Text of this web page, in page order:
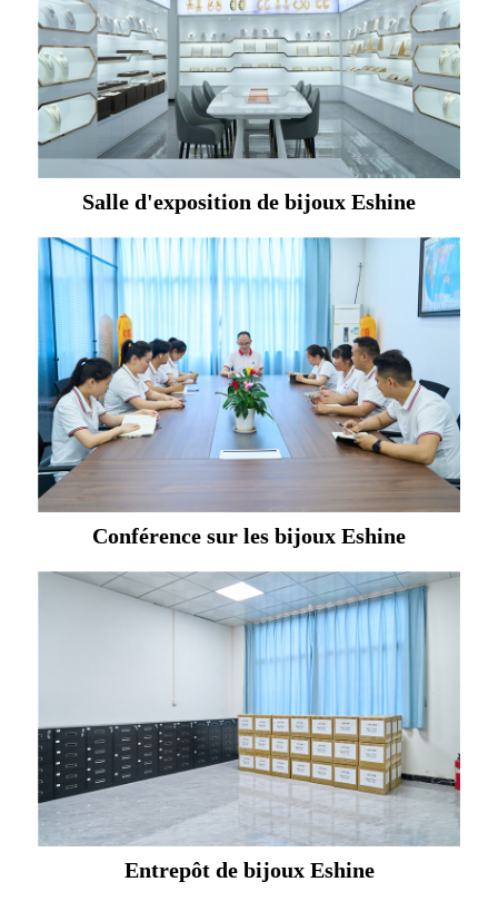
Salle d'exposition de bijoux Eshine
Conférence sur les bijoux Eshine
Entrepôt de bijoux Eshine